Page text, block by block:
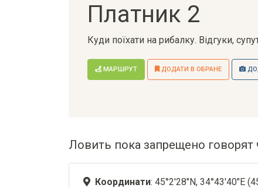
Платник 2
Куди поїхати на рибалку. Відгуки,
МАРШРУТ ДОДАТИ В ОБРАНЕ
Ловить пока запрещено
Координати: 45°2'28"N, 34°43'40"E